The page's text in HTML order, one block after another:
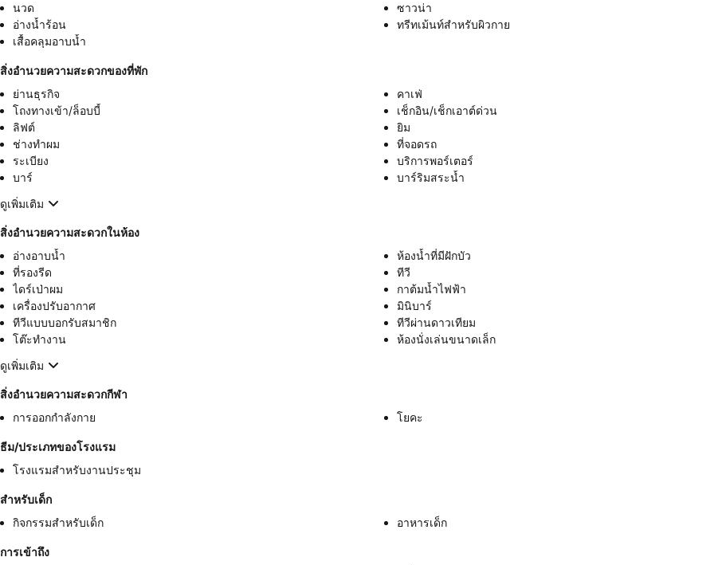
นวด
ซาวน่า
อ่างน้ำร้อน
ทรีทเม้นท์สำหรับผิวกาย
เสื้อคลุมอาบน้ำ
สิ่งอำนวยความสะดวกของที่พัก
ย่านธุรกิจ
คาเฟ่
โถงทางเข้า/ล็อบบี้
เช็กอิน/เช็กเอาต์ด่วน
ลิฟต์
ยิม
ช่างทำผม
ที่จอดรถ
ระเบียง
บริการพอร์เตอร์
บาร์
บาร์ริมสระน้ำ
ดูเพิ่มเติม
สิ่งอำนวยความสะดวกในห้อง
อ่างอาบน้ำ
ห้องน้ำที่มีฝักบัว
ที่รองรีด
ทีวี
ไดร์เป่าผม
กาต้มน้ำไฟฟ้า
เครื่องปรับอากาศ
มินิบาร์
ทีวีแบบบอกรับสมาชิก
ทีวีผ่านดาวเทียม
โต๊ะทำงาน
ห้องนั่งเล่นขนาดเล็ก
ดูเพิ่มเติม
สิ่งอำนวยความสะดวกกีฬา
การออกกำลังกาย
โยคะ
ธีม/ประเภทของโรงแรม
โรงแรมสำหรับงานประชุม
สำหรับเด็ก
กิจกรรมสำหรับเด็ก
อาหารเด็ก
การเข้าถึง